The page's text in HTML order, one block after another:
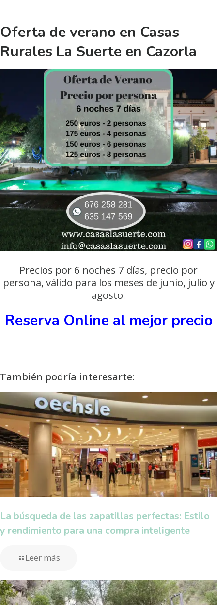
Oferta de verano en Casas
Rurales La Suerte en Cazorla
Precios por 6 noches 7 días, precio por
persona, válido para los meses de junio, julio y
agosto.
Reserva Online al mejor precio
También podría interesarte:
La búsqueda de las zapatillas perfectas: Estilo
y rendimiento para una compra inteligente
Leer más